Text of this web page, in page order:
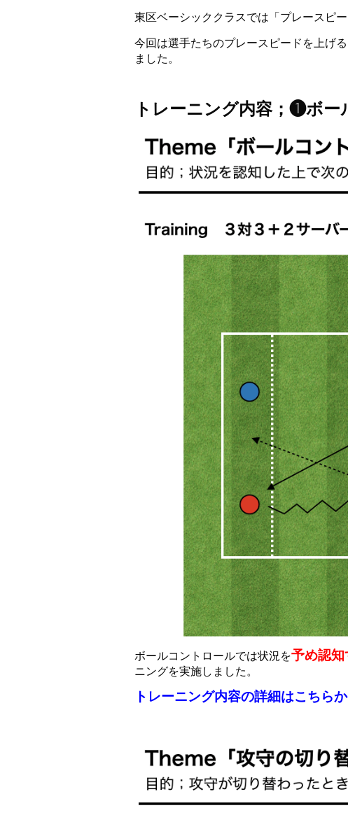
東区ベーシッククラスでは「プレースピ
今回は選手たちのプレースピードを上げ
ました。
トレーニング内容；❶ボ
ボールコントロールでは状況を予め認知
ニングを実施しました。
トレーニング内容の詳細はこちら